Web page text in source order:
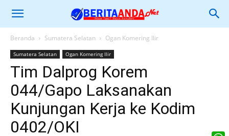
Beranda Sumatera Selatan Ogan Komering Ilir
Sumatera Selatan Ogan Komering Ilir
Tim Dalprog Korem
044/Gapo Laksanakan
Kunjungan Kerja ke Kodim
0402/OKI